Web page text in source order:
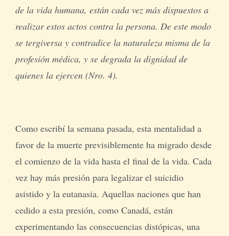
de la vida humana, están cada vez más dispuestos a
realizar estos actos contra la persona. De este modo
se tergiversa y contradice la naturaleza misma de la
profesión médica, y se degrada la dignidad de
quienes la ejercen (Nro. 4).
Como escribí la semana pasada, esta mentalidad a
favor de la muerte previsiblemente ha migrado desde
el comienzo de la vida hasta el final de la vida. Cada
vez hay más presión para legalizar el suicidio
asistido y la eutanasia. Aquellas naciones que han
cedido a esta presión, como Canadá, están
experimentando las consecuencias distópicas, una